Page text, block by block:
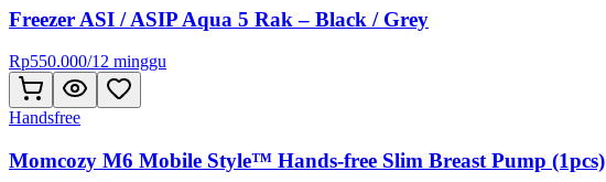
Freezer ASI / ASIP Aqua 5 Rak – Black / Grey
Rp550.000/12 minggu
Handsfree
Momcozy M6 Mobile Style™ Hands-free Slim Breast Pump (1pcs)